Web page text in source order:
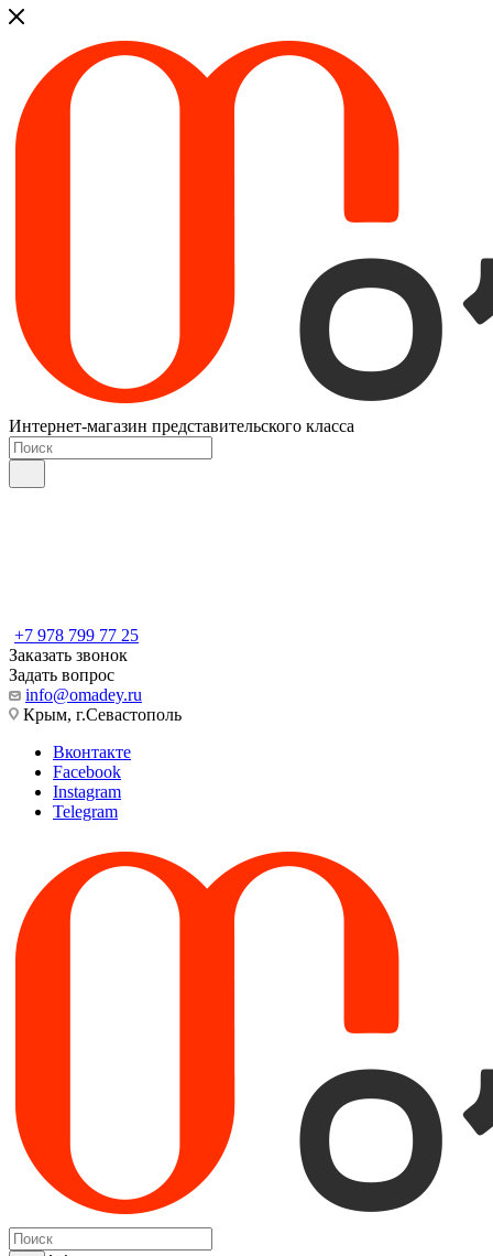
Интернет-магазин представительского класса
+7 978 799 77 25
Заказать звонок
Задать вопрос
info@omadey.ru
Крым, г.Севастополь
Вконтакте
Facebook
Instagram
Telegram